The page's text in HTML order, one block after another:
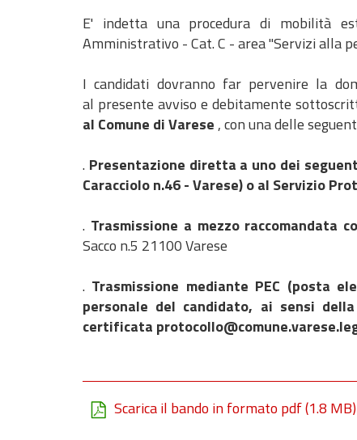
E' indetta una procedura di mobilità
Amministrativo - Cat. C - area "Servizi alla
I candidati dovranno far pervenire la
al presente avviso e debitamente
al Comune di Varese , con una delle
. Presentazione diretta a uno dei
Caracciolo n.46 - Varese) o al Servizio
. Trasmissione a mezzo raccomandata
Sacco n.5 21100 Varese
. Trasmissione mediante PEC (posta
personale del candidato, ai sensi
certificata
Scarica il bando in formato pdf(1.8 MB)